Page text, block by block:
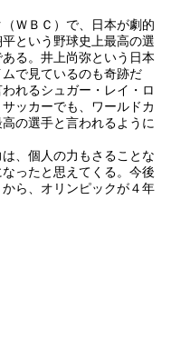
ＷＢＣ）で、日本が劇的
という野球史上最高の選
る。井上尚弥という日本
で見ているのも奇跡だ
れるシュガー・レイ・ロ
ッカーでも、ワールドカ
の選手と言われるように
、個人の力もさることな
ったと思えてくる。今後
ら、オリンピックが４年